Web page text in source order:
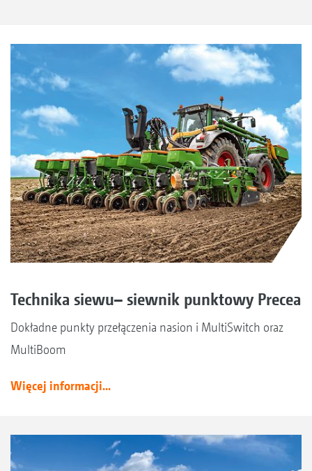
Technika siewu– siewnik punktowy Precea
Dokładne punkty przełączenia nasion i MultiSwitch oraz
MultiBoom
Więcej informacji...